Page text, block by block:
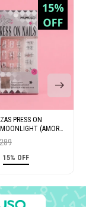
PRESS ON
(AMOR
15% OFF